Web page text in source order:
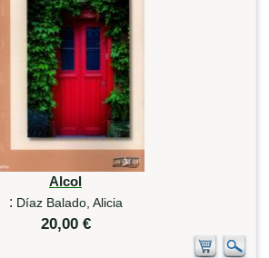
Alcol
: Díaz Balado, Alicia
20,00 €